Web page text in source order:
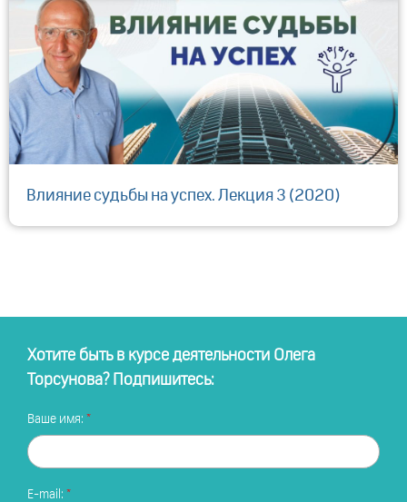
Влияние судьбы на успех. Лекция 3 (2020)
Хотите быть в курсе деятельности Олега
Торсунова? Подпишитесь:
Ваше имя:
E-mail: